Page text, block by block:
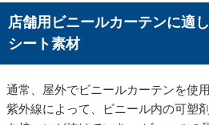
店舗用ビニールカーテンに適
シート素材
通常、屋外でビニールカーテンを使
紫外線によって、ビニール内の可塑